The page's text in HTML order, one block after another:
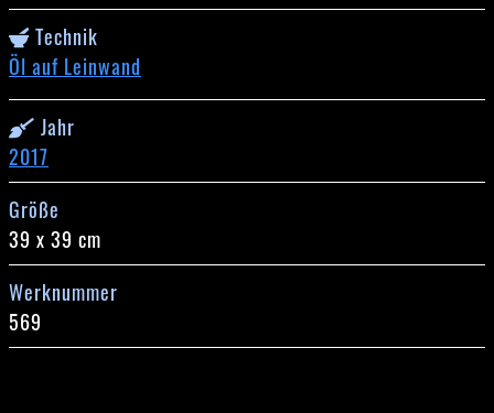
Technik
Öl auf Leinwand
Jahr
2017
Größe
39 x 39 cm
Werknummer
569